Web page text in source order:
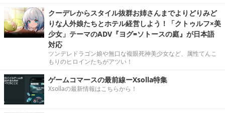
クーデレからスタイル抜群お姉さんまでよりどりみど
りな人外娘たちとホテル経営しよう！「クトゥルフ×美
少女」テーマのADV『ヨグ=ソトースの庭』が日本語
対応
ツンデレドラゴン娘や無口な複眼死神美少女など、属性てんこ
もりのヒロインたちがアツい！
ゲームコマースの最前線ーXsolla特集
Xsollaの最新情報はこちらから！